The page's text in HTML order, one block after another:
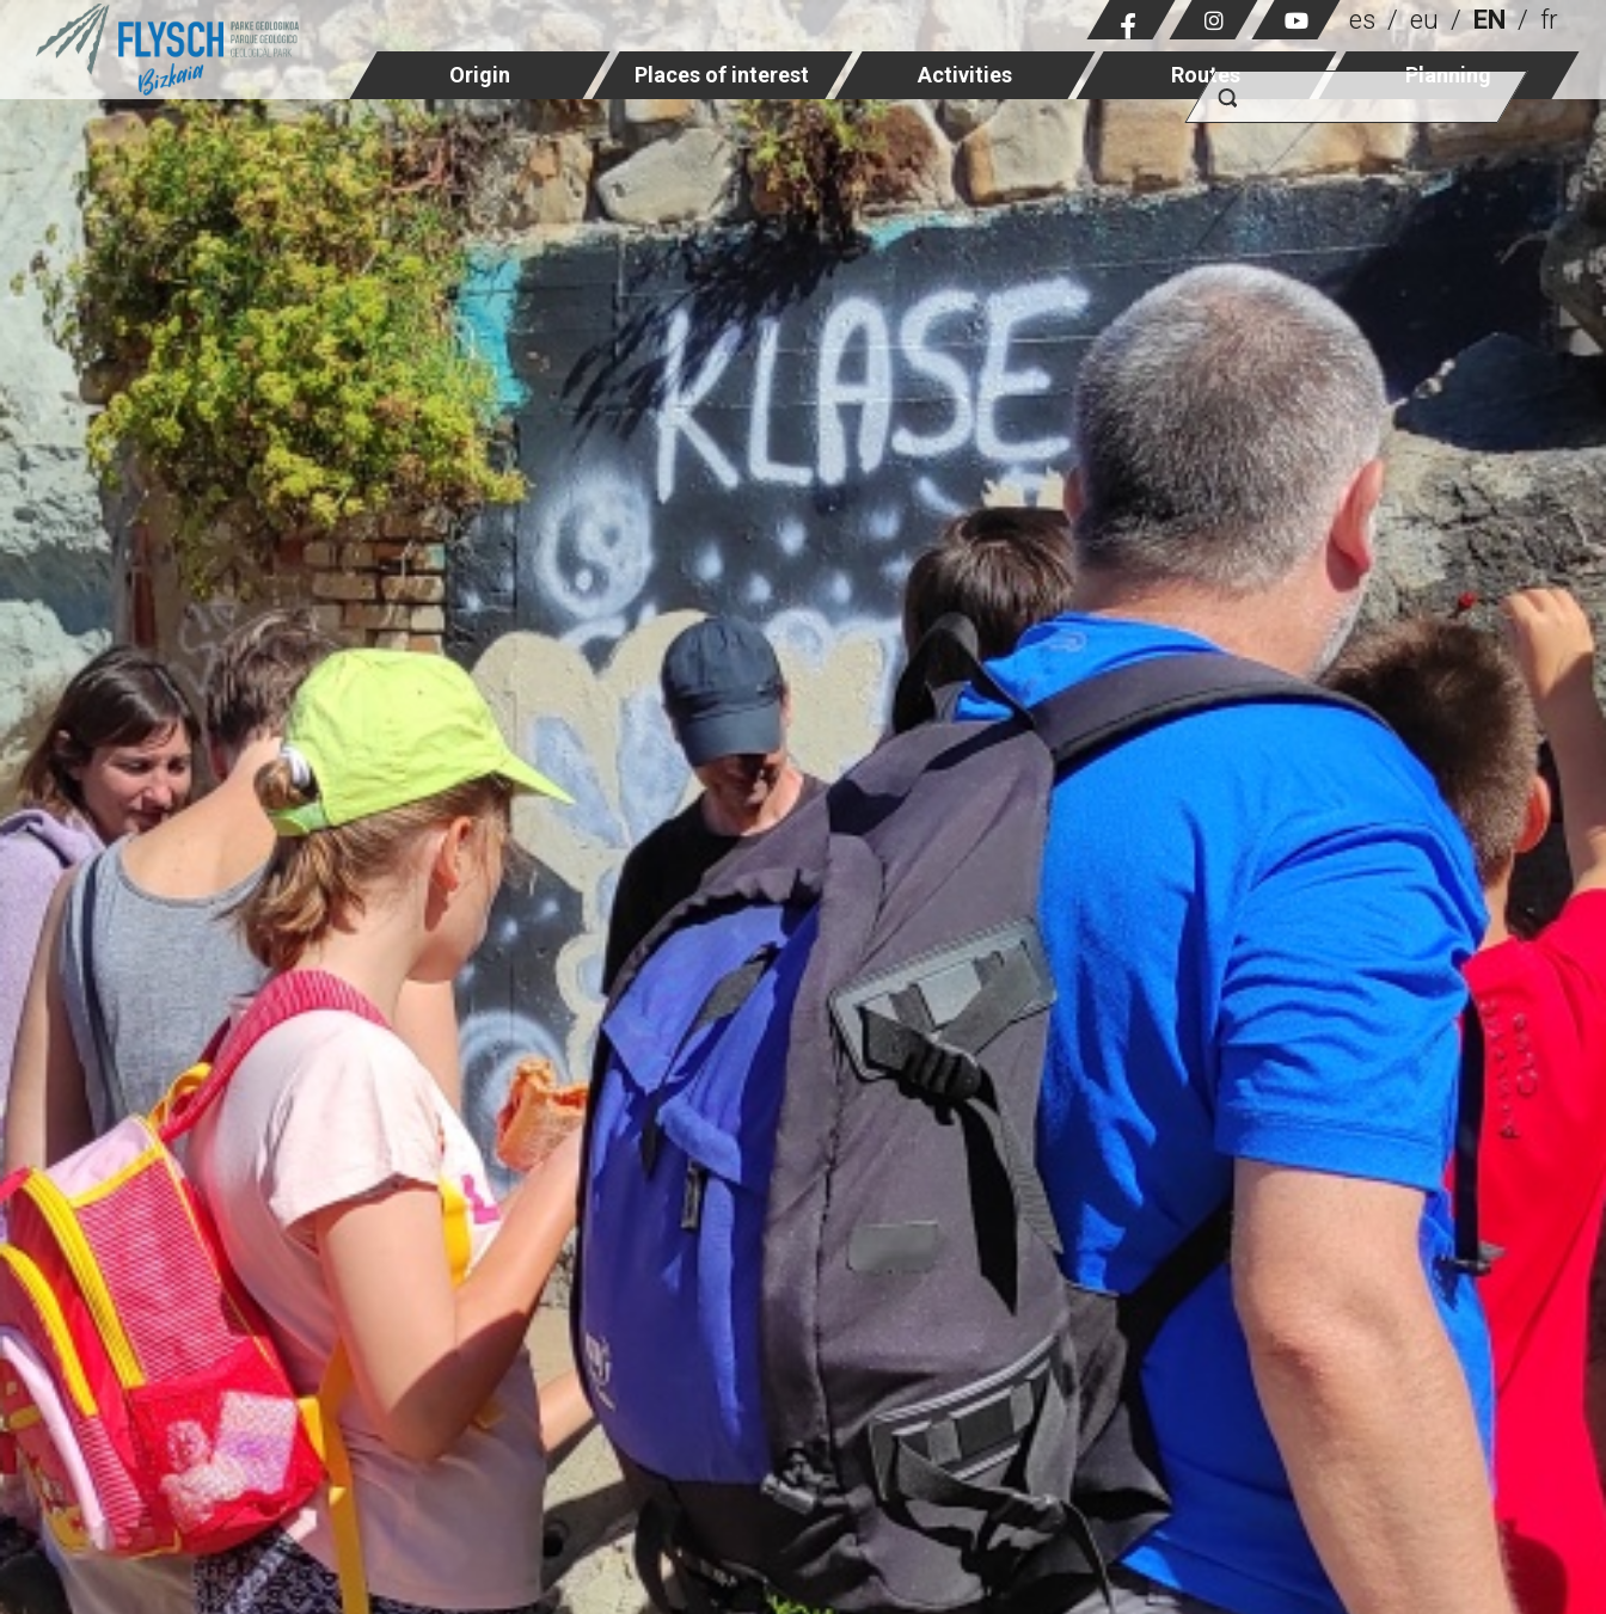
es eu EN fr
Origin Places of interest Activities Routes Planning